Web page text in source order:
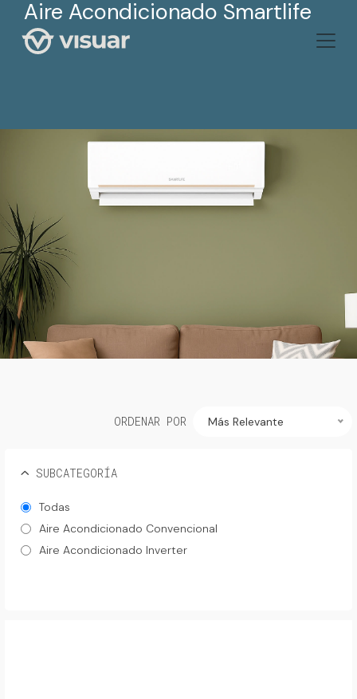
Aire Acondicionado Smartlife
ORDENAR POR Más Relevante
SUBCATEGORÍA
Todas
Aire Acondicionado Convencional
Aire Acondicionado Inverter